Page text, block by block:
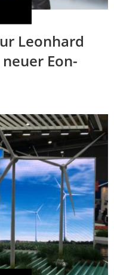
Leonhard
Eon-